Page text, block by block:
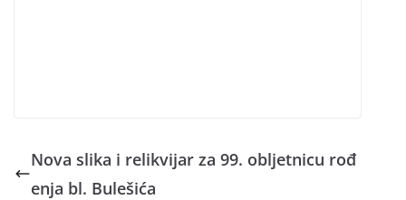
Nova slika i relikvijar za 99. obljetnicu rođ
enja bl. Bulešića